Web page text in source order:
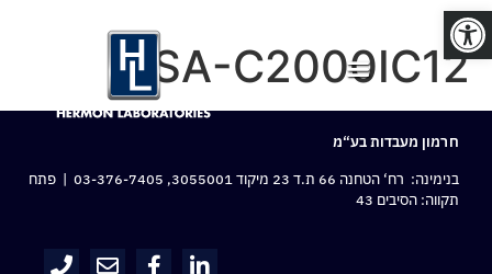
פתח סרגל נגישות
MSA-C2000IC12
חרמון מעבדות בע“מ
בנימינה: רח‘ הטחנה 66 ת.ד 23 מיקוד 3055001,
03-376-7405 | פתח
תקווה: הסיבים 43